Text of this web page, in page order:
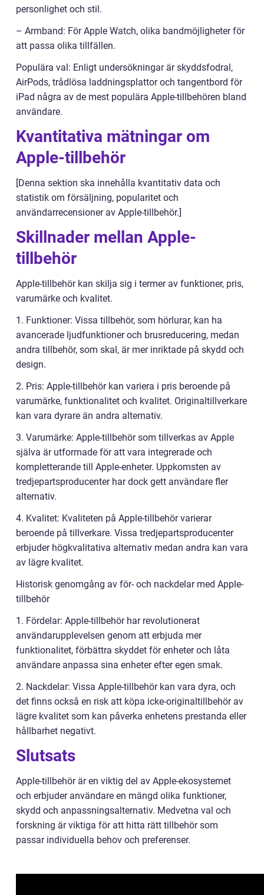
personlighet och stil.
– Armband: För Apple Watch, olika bandmöjligheter för
att passa olika tillfällen.
Populära val: Enligt undersökningar är skyddsfodral,
AirPods, trådlösa laddningsplattor och tangentbord för
iPad några av de mest populära Apple-tillbehören bland
användare.
Kvantitativa mätningar om
Apple-tillbehör
[Denna sektion ska innehålla kvantitativ data och
statistik om försäljning, popularitet och
användarrecensioner av Apple-tillbehör.]
Skillnader mellan Apple-
tillbehör
Apple-tillbehör kan skilja sig i termer av funktioner, pris,
varumärke och kvalitet.
1. Funktioner: Vissa tillbehör, som hörlurar, kan ha
avancerade ljudfunktioner och brusreducering, medan
andra tillbehör, som skal, är mer inriktade på skydd och
design.
2. Pris: Apple-tillbehör kan variera i pris beroende på
varumärke, funktionalitet och kvalitet. Originaltillverkare
kan vara dyrare än andra alternativ.
3. Varumärke: Apple-tillbehör som tillverkas av Apple
själva är utformade för att vara integrerade och
kompletterande till Apple-enheter. Uppkomsten av
tredjepartsproducenter har dock gett användare fler
alternativ.
4. Kvalitet: Kvaliteten på Apple-tillbehör varierar
beroende på tillverkare. Vissa tredjepartsproducenter
erbjuder högkvalitativa alternativ medan andra kan vara
av lägre kvalitet.
Historisk genomgång av för- och nackdelar med Apple-
tillbehör
1. Fördelar: Apple-tillbehör har revolutionerat
användarupplevelsen genom att erbjuda mer
funktionalitet, förbättra skyddet för enheter och låta
användare anpassa sina enheter efter egen smak.
2. Nackdelar: Vissa Apple-tillbehör kan vara dyra, och
det finns också en risk att köpa icke-originaltillbehör av
lägre kvalitet som kan påverka enhetens prestanda eller
hållbarhet negativt.
Slutsats
Apple-tillbehör är en viktig del av Apple-ekosystemet
och erbjuder användare en mängd olika funktioner,
skydd och anpassningsalternativ. Medvetna val och
forskning är viktiga för att hitta rätt tillbehör som
passar individuella behov och preferenser.